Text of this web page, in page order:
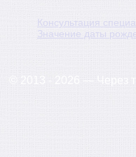
Консультация
Значение даты
© 2013 - 2026 — Через